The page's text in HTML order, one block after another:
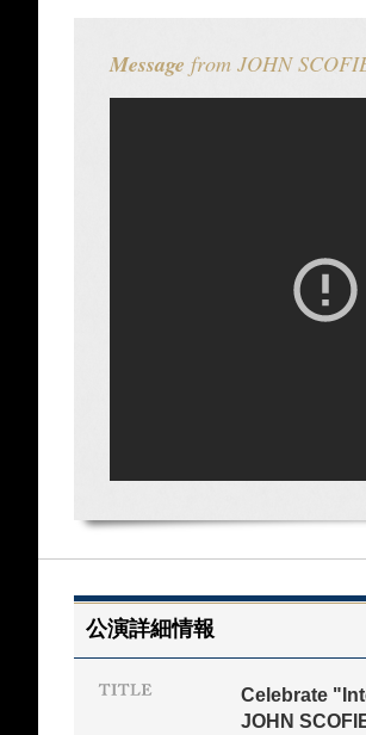
Message from JOHN
公演詳細情報
Celebrate
JOHN